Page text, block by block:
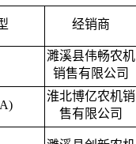
经销商
濉溪县伟畅农机
销售有限公司
淮北博亿农机销
售有限公司